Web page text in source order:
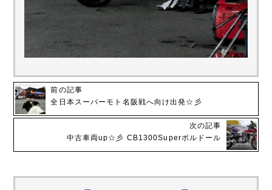
前の記事
全日本スーパーモト名阪戦へ向け出発☆彡
次の記事
中古車両up☆彡 CB1300Superボルドール